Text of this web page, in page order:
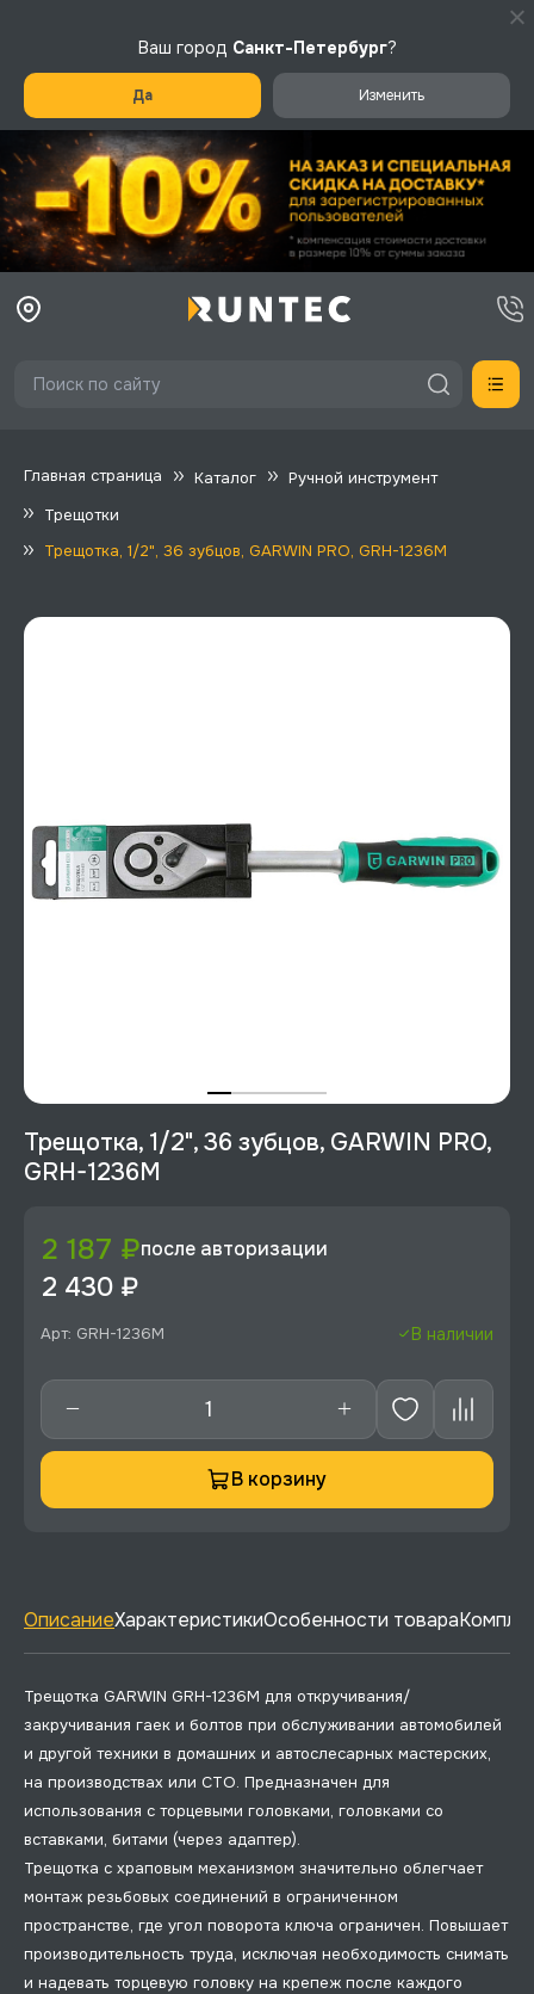
Ваш город Санкт-Петербург?
Да Изменить
Главная страница Каталог
Ручной инструмент
Трещотки
Трещотка, 1/2", 36 зубцов, GARWIN PRO, GRH-1236M
Трещотка, 1/2", 36 зубцов, GARWIN PRO,
GRH-1236M
2 187 ₽после авторизации
2 430 ₽
Арт: GRH-1236M В наличии
В корзину
ОписаниеХарактеристикиОсобенности товара
Трещотка GARWIN GRH-1236M для откручивания/
закручивания гаек и болтов при обслуживании автомобилей
и другой техники в домашних и автослесарных мастерских,
на производствах или СТО. Предназначен для
использования с торцевыми головками, головками со
вставками, битами (через адаптер).
Трещотка с храповым механизмом значительно облегчает
монтаж резьбовых соединений в ограниченном
пространстве, где угол поворота ключа ограничен. Повышает
производительность труда, исключая необходимость снимать
и надевать торцевую головку на крепеж после каждого